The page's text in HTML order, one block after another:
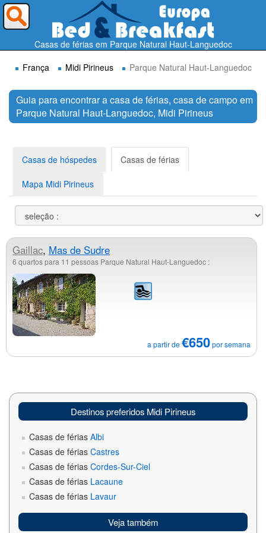
Casas de férias em Parque Natural Haut-Languedoc
França
Midi Pirineus Parque Natural Haut-Languedoc
Guia para encontrar a casa de férias, casa de campo em
Parque Natural Haut-Languedoc, Midi Pirineus
Casas de hóspedes Casas de férias
Mapa Midi Pirineus
Gaillac, Mas de Sudre
6 quartos para 11 pessoas Parque Natural Haut-Languedoc :
a partir de€650por semana
Destinos preferidos Midi Pirineus
Casas de férias Albi
Casas de férias Castres
Casas de férias Cordes-Sur-Ciel
Casas de férias Lacaune
Casas de férias Lavaur
Veja também
Para onde deseja ir ?